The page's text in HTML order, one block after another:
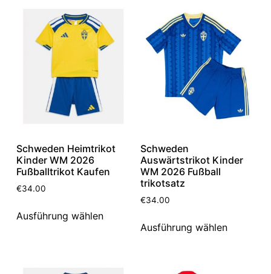
Schweden Heimtrikot
Kinder WM 2026
Fußballtrikot Kaufen
€34.00
Ausführung wählen
Schweden
Auswärtstrikot Kinder
WM 2026 Fußball
trikotsatz
€34.00
Ausführung wählen